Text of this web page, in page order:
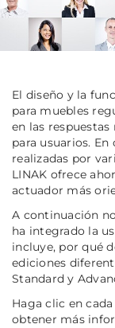
El diseño y la
para muebles
en las
para usuarios.
realizadas por
LINAK ofrece
actuador más
A continuación
ha integrado la
incluye, por qué
ediciones
Standard y
Haga clic en
obtener más